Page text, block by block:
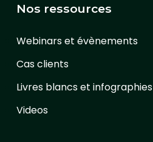
Nos ressources
Webinars et évènements
Cas clients
Livres blancs et infographies
Videos